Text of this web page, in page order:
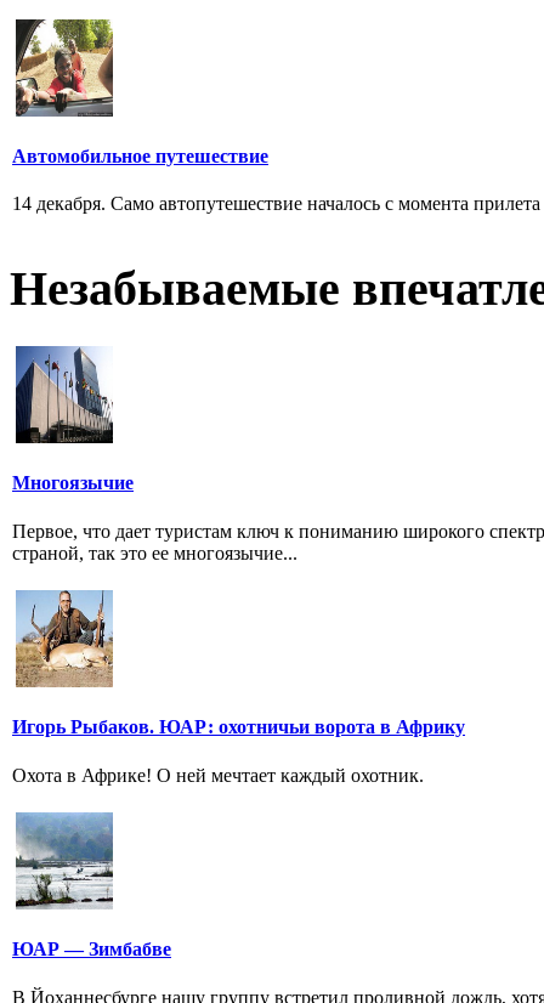
Автомобильное путешествие
14 декабря. Само автопутешествие началось с момента
Незабываемые
Многоязычие
Первое, что дает туристам ключ к пониманию широкого
страной, так это ее многоязычие...
Игорь Рыбаков. ЮАР: охотничьи ворота в Африку
Охота в Африке! О ней мечтает каждый охотник.
ЮАР — Зимбабве
В Йоханнесбурге нашу группу встретил проливной дождь,